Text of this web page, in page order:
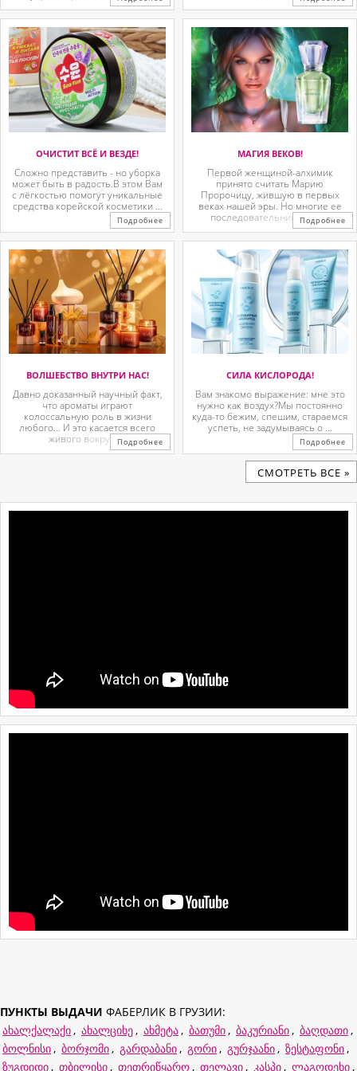
ОЧИСТИТ ВСЁ И ВЕЗДЕ!
Сложно представить - но уборка
может быть в радость.В этом Вам
с лёгкостью помогут уникальные
средства корейской косметики ...
Подробнее
МАГИЯ ВЕКОВ!
Первой женщиной-алхимик
принято считать Марию
Пророчицу, жившую в первых
веках нашей эры. Но многие ее
последовательницы так ...
Подробнее
ВОЛШЕБСТВО ВНУТРИ НАС!
Давно доказанный научный факт,
что ароматы играют
колоссальную роль в жизни
любого… И это касается всего
живого вокруг. ...Подробнее
СИЛА КИСЛОРОДА!
Вам знакомо выражение: мне это
нужно как воздух?Мы постоянно
куда-то бежим, спешим, стараемся
успеть, не задумываясь о ...
Подробнее
CМОТРЕТЬ ВСЕ »
ПУНКТЫ ВЫДАЧИ ФАБЕРЛИК В ГРУЗИИ:
ახალქალაქი , ახალციხე , ახმეტა , ბათუმი , ბაკურიანი , ბაღდათი ,
ბოლნისი , ბორჯომი , გარდაბანი , გორი , გურჯაანი , ზესტაფონი ,
ზუგდიდი , თბილისი , თეთრიწყარო , თელავი , კასპი , ლაგოდეხი ,